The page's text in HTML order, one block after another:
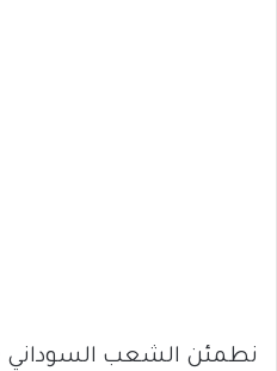
نطمئن الشعب السوداني